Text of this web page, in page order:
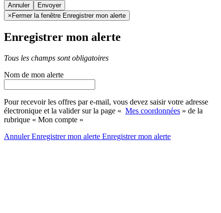
Annuler
× Fermer la fenêtre Enregistrer mon alerte
Enregistrer mon alerte
Tous les champs sont obligatoires
Nom de mon alerte
Pour recevoir les offres par e-mail, vous devez saisir votre adresse
électronique et la valider sur la page « Mes coordonnées » de la
rubrique « Mon compte »
AnnulerEnregistrer mon alerte Enregistrermon alerte